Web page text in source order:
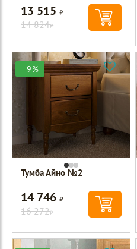
13 515Р
14 824Р
- 9%
Тумба Айно №2
14 746Р
16 272Р